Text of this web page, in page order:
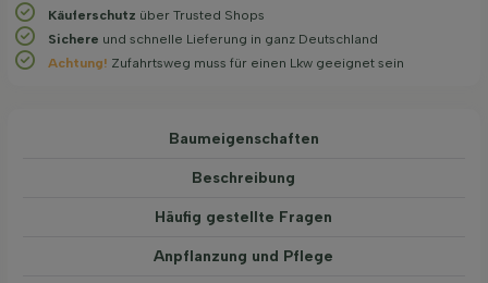
Käuferschutz über Trusted Shops
Sichere und schnelle Lieferung in ganz Deutschland
Achtung! Zufahrtsweg muss für einen Lkw geeignet sein
Baum­eigen­schaften
Beschreibung
Häufig gestellte Fragen
Anpflanzung und Pflege